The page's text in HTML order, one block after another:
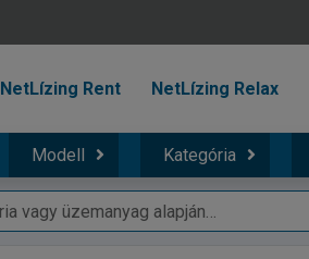
NetLízing Rent NetLízing Relax
Modell Kategória